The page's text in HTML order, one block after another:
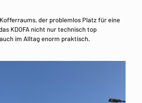
der problemlos Platz für eine
KDOFA nicht nur technisch top
im Alltag enorm praktisch.